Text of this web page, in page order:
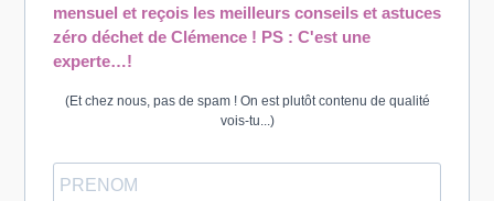
mensuel et reçois les meilleurs conseils et astuces
zéro déchet de Clémence ! PS : C'est une
experte…!
(Et chez nous, pas de spam ! On est plutôt contenu de qualité
vois-tu...)